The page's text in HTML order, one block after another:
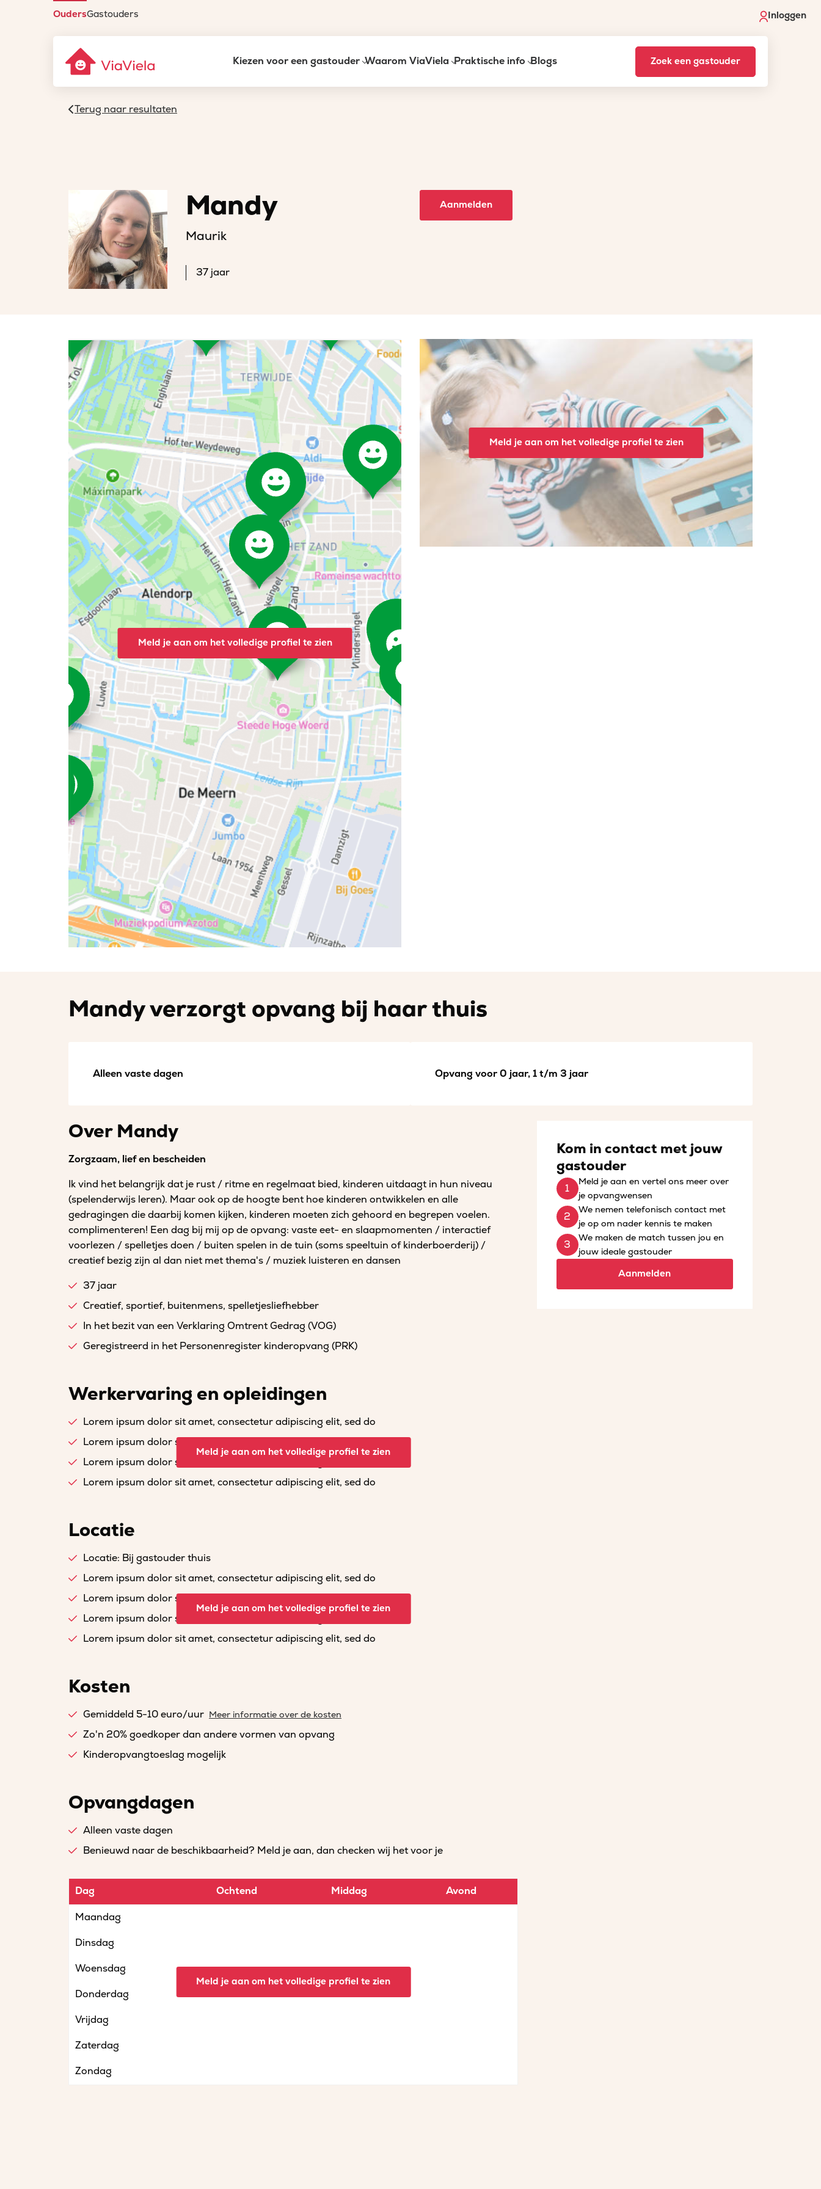
OudersGastouders Inloggen
Kiezen voor een gastouder Waarom ViaViela Praktische info Blogs Zoek een gastouder
Terug naar resultaten
Mandy
Maurik
37 jaar
Aanmelden
Meld je aan om het volledige profiel te zien
Meld je aan om het volledige profiel te zien
Mandy verzorgt opvang bij haar thuis
Alleen vaste dagen Opvang voor 0 jaar, 1 t/m 3 jaar
Over Mandy
Zorgzaam, lief en bescheiden
Ik vind het belangrijk dat je rust / ritme en regelmaat bied, kinderen uitdaagt in hun niveau
(spelenderwijs leren). Maar ook op de hoogte bent hoe kinderen ontwikkelen en alle
gedragingen die daarbij komen kijken, kinderen moeten zich gehoord en begrepen voelen.
complimenteren! Een dag bij mij op de opvang: vaste eet- en slaapmomenten / interactief
voorlezen / spelletjes doen / buiten spelen in de tuin (soms speeltuin of kinderboerderij) /
creatief bezig zijn al dan niet met thema's / muziek luisteren en dansen
37 jaar
Creatief, sportief, buitenmens, spelletjesliefhebber
In het bezit van een Verklaring Omtrent Gedrag (VOG)
Geregistreerd in het Personenregister kinderopvang (PRK)
Kom in contact met jouw
gastouder
Meld je aan en vertel ons meer over
je opvangwensen
We nemen telefonisch contact met
je op om nader kennis te maken
We maken de match tussen jou en
jouw ideale gastouder
Aanmelden
Werkervaring en opleidingen
Lorem ipsum dolor sit amet, consectetur adipiscing elit, sed do
Lorem ipsum dolor sit amet, consectetur adipiscing elit, sed do
Lorem ipsum dolor sit amet, consectetur adipiscing elit, sed do
Lorem ipsum dolor sit amet, consectetur adipiscing elit, sed do
Meld je aan om het volledige profiel te zien
Locatie
Locatie: Bij gastouder thuis
Lorem ipsum dolor sit amet, consectetur adipiscing elit, sed do
Lorem ipsum dolor sit amet, consectetur adipiscing elit, sed do
Lorem ipsum dolor sit amet, consectetur adipiscing elit, sed do
Lorem ipsum dolor sit amet, consectetur adipiscing elit, sed do
Meld je aan om het volledige profiel te zien
Kosten
Gemiddeld 5-10 euro/uur Meer informatie over de kosten
Zo'n 20% goedkoper dan andere vormen van opvang
Kinderopvangtoeslag mogelijk
Opvangdagen
Alleen vaste dagen
Benieuwd naar de beschikbaarheid? Meld je aan, dan checken wij het voor je
Dag Ochtend Middag Avond
Maandag
Dinsdag
Woensdag
Donderdag
Vrijdag
Zaterdag
Zondag
Meld je aan om het volledige profiel te zien